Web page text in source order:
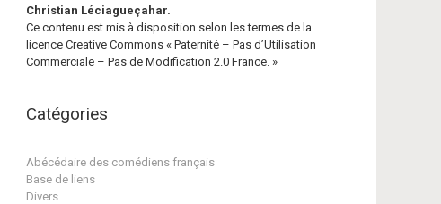
Christian Léciagueçahar.
Ce contenu est mis à disposition selon les termes de la
licence Creative Commons « Paternité – Pas d’Utilisation
Commerciale – Pas de Modification 2.0 France. »
Catégories
Abécédaire des comédiens français
Base de liens
Divers